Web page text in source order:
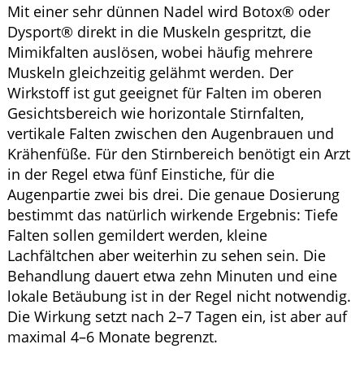
Mit einer sehr dünnen Nadel wird Botox® oder
Dysport® direkt in die Muskeln gespritzt, die
Mimikfalten auslösen, wobei häufig mehrere
Muskeln gleichzeitig gelähmt werden. Der
Wirkstoff ist gut geeignet für Falten im oberen
Gesichtsbereich wie horizontale Stirnfalten,
vertikale Falten zwischen den Augenbrauen und
Krähenfüße. Für den Stirnbereich benötigt ein Arzt
in der Regel etwa fünf Einstiche, für die
Augenpartie zwei bis drei. Die genaue Dosierung
bestimmt das natürlich wirkende Ergebnis: Tiefe
Falten sollen gemildert werden, kleine
Lachfältchen aber weiterhin zu sehen sein. Die
Behandlung dauert etwa zehn Minuten und eine
lokale Betäubung ist in der Regel nicht notwendig.
Die Wirkung setzt nach 2–7 Tagen ein, ist aber auf
maximal 4–6 Monate begrenzt.